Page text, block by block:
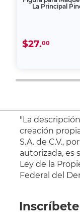
La Principal
$27.00
"La
creación
S.A. de C.V.,
autorizada, es
Ley de la
Federal del